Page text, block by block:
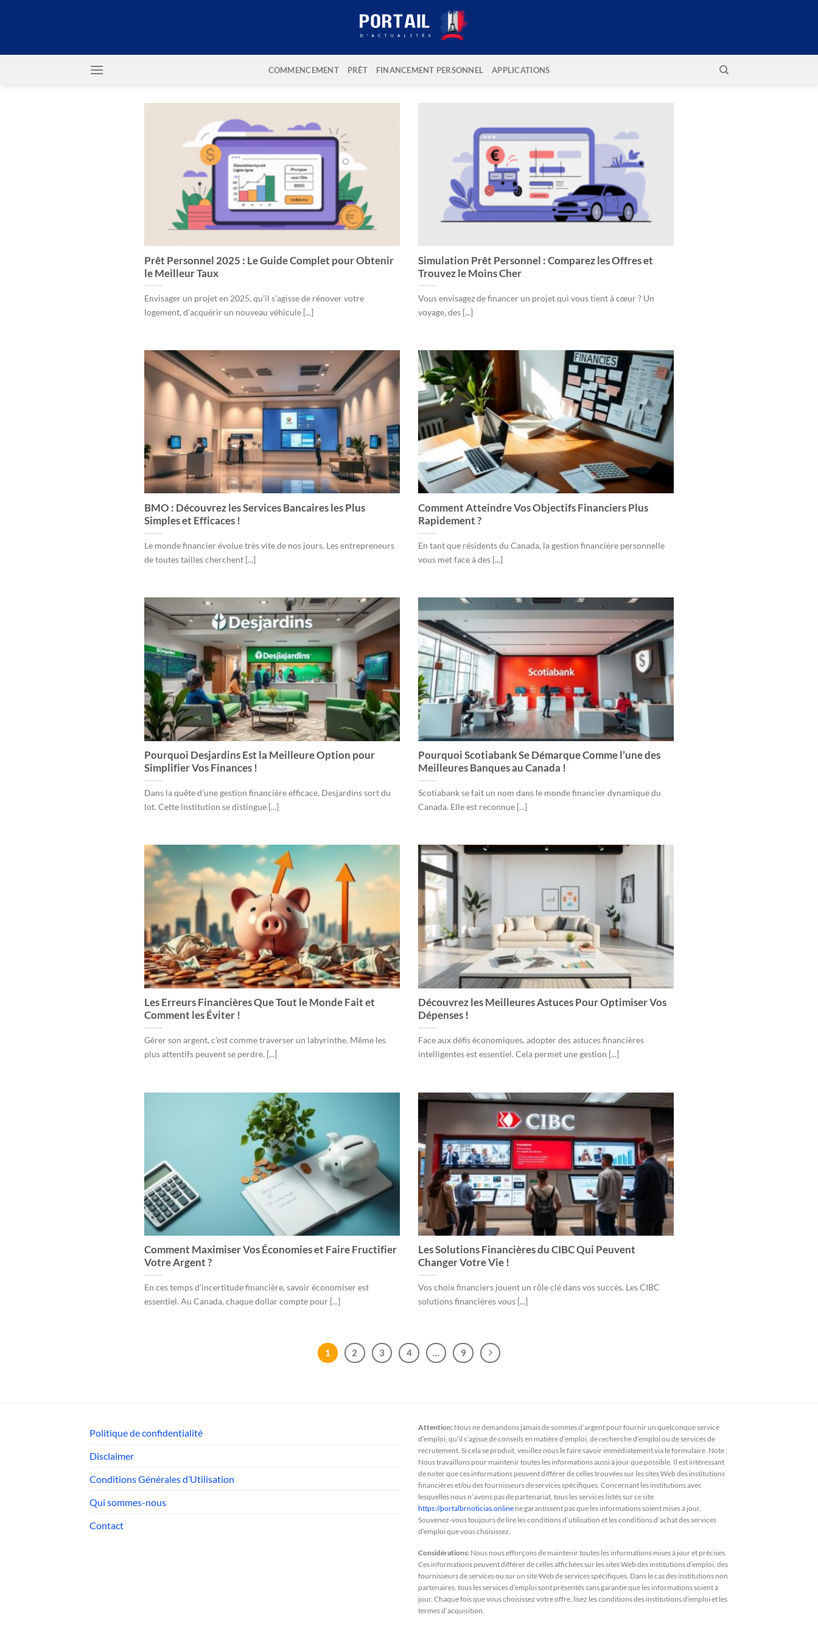
COMMENCEMENT PRÊT FINANCEMENT PERSONNEL APPLICATIONS
Prêt Personnel 2025 : Le Guide Complet pour Obtenir
le Meilleur Taux
Envisager un projet en 2025, qu’il s’agisse de rénover votre
logement, d’acquérir un nouveau véhicule [...]
Simulation Prêt Personnel : Comparez les Offres et
Trouvez le Moins Cher
Vous envisagez de financer un projet qui vous tient à cœur ? Un
voyage, des [...]
BMO : Découvrez les Services Bancaires les Plus
Simples et Efficaces !
Le monde financier évolue très vite de nos jours. Les entrepreneurs
de toutes tailles cherchent [...]
Comment Atteindre Vos Objectifs Financiers Plus
Rapidement ?
En tant que résidents du Canada, la gestion financière personnelle
vous met face à des [...]
Pourquoi Desjardins Est la Meilleure Option pour
Simplifier Vos Finances !
Dans la quête d’une gestion financière efficace, Desjardins sort du
lot. Cette institution se distingue [...]
Pourquoi Scotiabank Se Démarque Comme l’une des
Meilleures Banques au Canada !
Scotiabank se fait un nom dans le monde financier dynamique du
Canada. Elle est reconnue [...]
Les Erreurs Financières Que Tout le Monde Fait et
Comment les Éviter !
Gérer son argent, c’est comme traverser un labyrinthe. Même les
plus attentifs peuvent se perdre. [...]
Découvrez les Meilleures Astuces Pour Optimiser Vos
Dépenses !
Face aux défis économiques, adopter des astuces financières
intelligentes est essentiel. Cela permet une gestion [...]
Comment Maximiser Vos Économies et Faire Fructifier
Votre Argent ?
En ces temps d’incertitude financière, savoir économiser est
essentiel. Au Canada, chaque dollar compte pour [...]
Les Solutions Financières du CIBC Qui Peuvent
Changer Votre Vie !
Vos choix financiers jouent un rôle clé dans vos succès. Les CIBC
solutions financières vous [...]
1 2 3 4 … 9
Politique de confidentialité
Disclaimer
Conditions Générales d’Utilisation
Qui sommes-nous
Contact
Attention: Nous ne demandons jamais de sommes d’argent pour fournir un quelconque service
d’emploi, qu’il s’agisse de conseils en matière d’emploi, de recherche d’emploi ou de services de
recrutement. Si cela se produit, veuillez nous le faire savoir immédiatement via le formulaire. Note :
Nous travaillons pour maintenir toutes les informations aussi à jour que possible. Il est intéressant
de noter que ces informations peuvent différer de celles trouvées sur les sites Web des institutions
financières et/ou des fournisseurs de services spécifiques. Concernant les institutions avec
lesquelles nous n’avons pas de partenariat, tous les services listés sur ce site
https://portalbrnoticias.online ne garantissent pas que les informations soient mises à jour.
Souvenez-vous toujours de lire les conditions d’utilisation et les conditions d’achat des services
d’emploi que vous choisissez.
Considérations: Nous nous efforçons de maintenir toutes les informations mises à jour et précises.
Ces informations peuvent différer de celles affichées sur les sites Web des institutions d’emploi, des
fournisseurs de services ou sur un site Web de services spécifiques. Dans le cas des institutions non
partenaires, tous les services d’emploi sont présentés sans garantie que les informations soient à
jour. Chaque fois que vous choisissez votre offre, lisez les conditions des institutions d’emploi et les
termes d’acquisition.